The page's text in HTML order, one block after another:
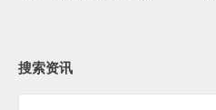
搜索资讯